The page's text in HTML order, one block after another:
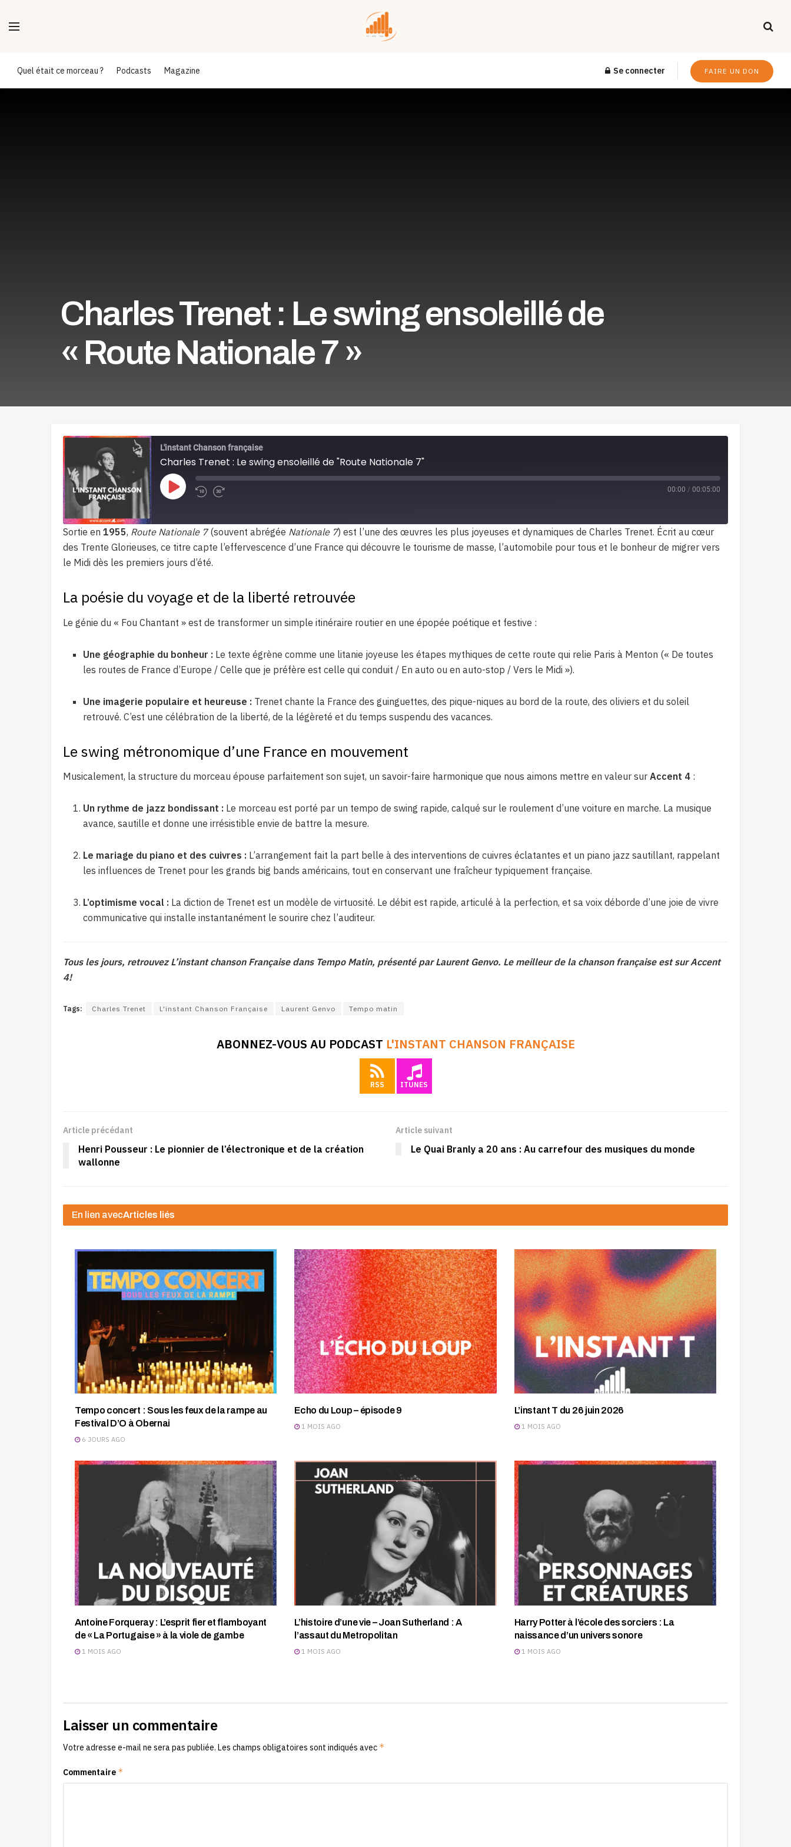
Quel était ce morceau ? Podcasts Magazine Se connecter FAIRE UN DON
Charles Trenet : Le swing ensoleillé de
« Route Nationale 7 »
L'instant Chanson française
Charles Trenet : Le swing ensoleillé de "Route Nationale 7"
Play
Episode
00:00 / 00:05:00
Sortie en 1955, Route Nationale 7(souvent abrégée Nationale 7) est l’une des œuvres les plus joyeuses et dynamiques de Charles Trenet. Écrit au cœur
des Trente Glorieuses, ce titre capte l’effervescence d’une France qui découvre le tourisme de masse, l’automobile pour tous et le bonheur de migrer vers
le Midi dès les premiers jours d’été.
La poésie du voyage et de la liberté retrouvée
Le génie du « Fou Chantant » est de transformer un simple itinéraire routier en une épopée poétique et festive :
Une géographie du bonheur : Le texte égrène comme une litanie joyeuse les étapes mythiques de cette route qui relie Paris à Menton (« De toutes
les routes de France d’Europe / Celle que je préfère est celle qui conduit / En auto ou en auto-stop / Vers le Midi »).
Une imagerie populaire et heureuse : Trenet chante la France des guinguettes, des pique-niques au bord de la route, des oliviers et du soleil
retrouvé. C’est une célébration de la liberté, de la légèreté et du temps suspendu des vacances.
Le swing métronomique d’une France en mouvement
Musicalement, la structure du morceau épouse parfaitement son sujet, un savoir-faire harmonique que nous aimons mettre en valeur sur Accent 4 :
Un rythme de jazz bondissant : Le morceau est porté par un tempo de swing rapide, calqué sur le roulement d’une voiture en marche. La musique
avance, sautille et donne une irrésistible envie de battre la mesure.
Le mariage du piano et des cuivres : L’arrangement fait la part belle à des interventions de cuivres éclatantes et un piano jazz sautillant, rappelant
les influences de Trenet pour les grands big bands américains, tout en conservant une fraîcheur typiquement française.
L’optimisme vocal : La diction de Trenet est un modèle de virtuosité. Le débit est rapide, articulé à la perfection, et sa voix déborde d’une joie de vivre
communicative qui installe instantanément le sourire chez l’auditeur.
Tous les jours, retrouvez L’instant chanson Française dans Tempo Matin, présenté par Laurent Genvo. Le meilleur de la chanson française est sur Accent
4!
Tags: Charles Trenet L'instant Chanson Française Laurent Genvo Tempo matin
ABONNEZ-VOUS AU PODCAST L'INSTANT CHANSON FRANÇAISE
RSS ITUNES
Article précédant
Henri Pousseur : Le pionnier de l’électronique et de la création
wallonne
Article suivant
Le Quai Branly a 20 ans : Au carrefour des musiques du monde
En lien avecArticles liés
Tempo concert : Sous les feux de la rampe au
Festival D’O à Obernai
6 JOURS AGO
Echo du Loup – épisode 9
1 MOIS AGO
L’instant T du 26 juin 2026
1 MOIS AGO
Antoine Forqueray : L’esprit fier et flamboyant
de « La Portugaise » à la viole de gambe
1 MOIS AGO
L’histoire d’une vie – Joan Sutherland : A
l’assaut du Metropolitan
1 MOIS AGO
Harry Potter à l’école des sorciers : La
naissance d’un univers sonore
1 MOIS AGO
Laisser un commentaire
Votre adresse e-mail ne sera pas publiée. Les champs obligatoires sont indiqués avec *
Commentaire *